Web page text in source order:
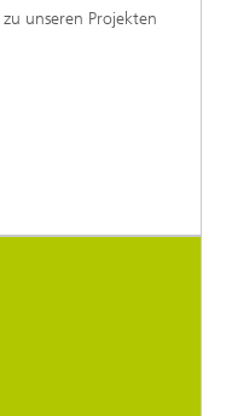
unseren Projekten